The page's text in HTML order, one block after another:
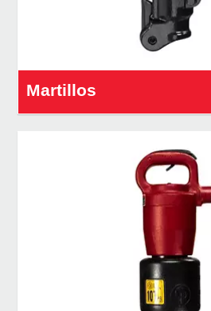
Martillos